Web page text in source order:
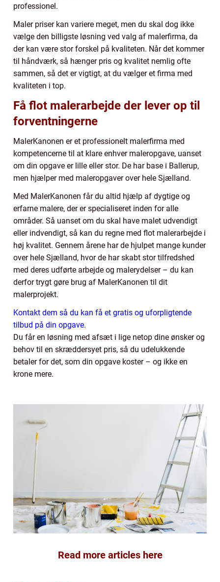
professionel.
Maler priser kan variere meget, men du skal dog ikke
vælge den billigste løsning ved valg af malerfirma, da
der kan være stor forskel på kvaliteten. Når det kommer
til håndværk, så hænger pris og kvalitet nemlig ofte
sammen, så det er vigtigt, at du vælger et firma med
kvaliteten i top.
Få flot malerarbejde der lever op til
forventningerne
MalerKanonen er et professionelt malerfirma med
kompetencerne til at klare enhver maleropgave, uanset
om din opgave er lille eller stor. De har base i Ballerup,
men hjælper med maleropgaver over hele Sjælland.
Med MalerKanonen får du altid hjælp af dygtige og
erfarne malere, der er specialiseret inden for alle
områder. Så uanset om du skal have malet udvendigt
eller indvendigt, så kan du regne med flot malerarbejde i
høj kvalitet. Gennem årene har de hjulpet mange kunder
over hele Sjælland, hvor de har skabt stor tilfredshed
med deres udførte arbejde og malerydelser – du kan
derfor trygt gøre brug af MalerKanonen til dit
malerprojekt.
Kontakt dem så du kan få et gratis og uforpligtende
tilbud på din opgave.
Du får en løsning med afsæt i lige netop dine ønsker og
behov til en skræddersyet pris, så du udelukkende
betaler for det, som din opgave koster – og ikke en
krone mere.
Read more articles here